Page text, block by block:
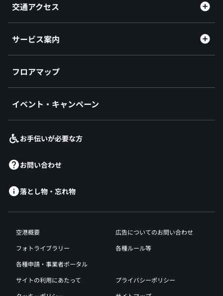
交通アクセス
サービス案内
フロアマップ
イベント・キャンペーン
お手伝いが必要な方
お問い合わせ
落とし物・忘れ物
空港概要
広告についてのお問い合わせ
フォトライブラリー
各種ルール等
各種申請・事業者ポータル
サイトの利用にあたって
プライバシーポリシー